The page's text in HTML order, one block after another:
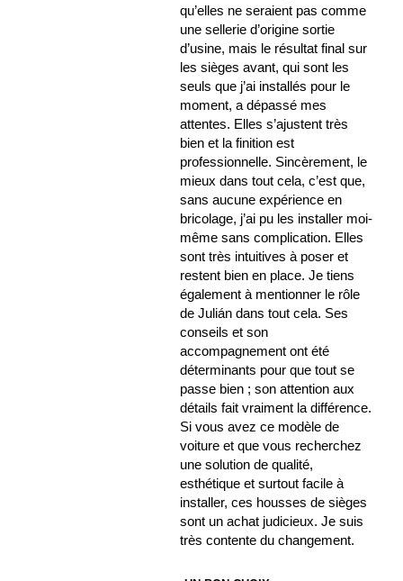
qu’elles ne seraient pas comme
une sellerie d’origine sortie
d’usine, mais le résultat final sur
les sièges avant, qui sont les
seuls que j’ai installés pour le
moment, a dépassé mes
attentes. Elles s’ajustent très
bien et la finition est
professionnelle. Sincèrement, le
mieux dans tout cela, c’est que,
sans aucune expérience en
bricolage, j’ai pu les installer moi-
même sans complication. Elles
sont très intuitives à poser et
restent bien en place. Je tiens
également à mentionner le rôle
de Julián dans tout cela. Ses
conseils et son
accompagnement ont été
déterminants pour que tout se
passe bien ; son attention aux
détails fait vraiment la différence.
Si vous avez ce modèle de
voiture et que vous recherchez
une solution de qualité,
esthétique et surtout facile à
installer, ces housses de sièges
sont un achat judicieux. Je suis
très contente du changement.